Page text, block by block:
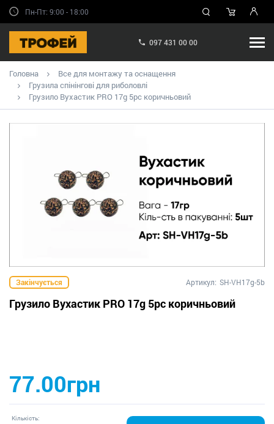
Пн-Пт: 9:00 - 18:00
097 431 00 00
Головна
Все для монтажу та оснащення
Грузила спінінгові для риболовлі
Грузило Вухастик PRO 17g 5pc коричньовий
Закінчується Артикул: SH-VH17g-5b
Грузило Вухастик PRO 17g 5pc коричньовий
77.00грн
Кількість: